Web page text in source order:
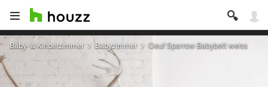
Baby- & Kinderzimmer Babyzimmer Oeuf Sparrow Babybett weiss